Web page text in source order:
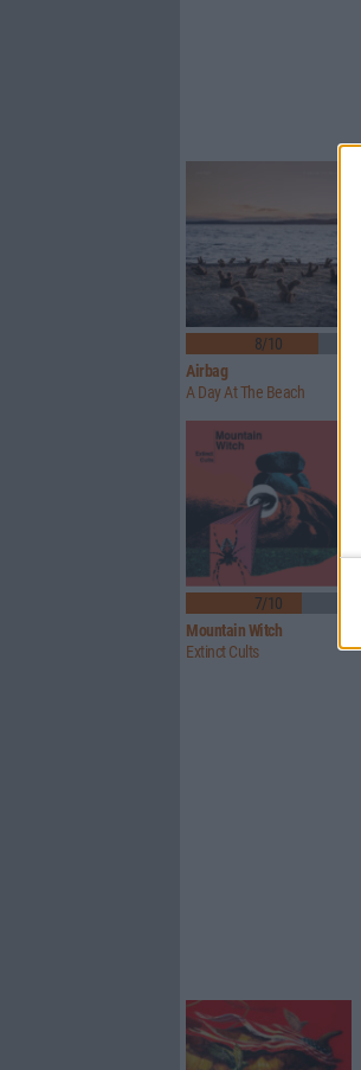
8/10
Airbag
A Day At The Beach
7/10
Mountain Witch
Extinct Cults